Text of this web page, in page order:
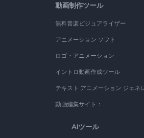
動画制作ツール
無料音楽ビジュアライザー
アニメーション ソフト
ロゴ・アニメーション
イントロ動画作成ツール
テキスト アニメーション ジェネ
動画編集サイト：
AIツール